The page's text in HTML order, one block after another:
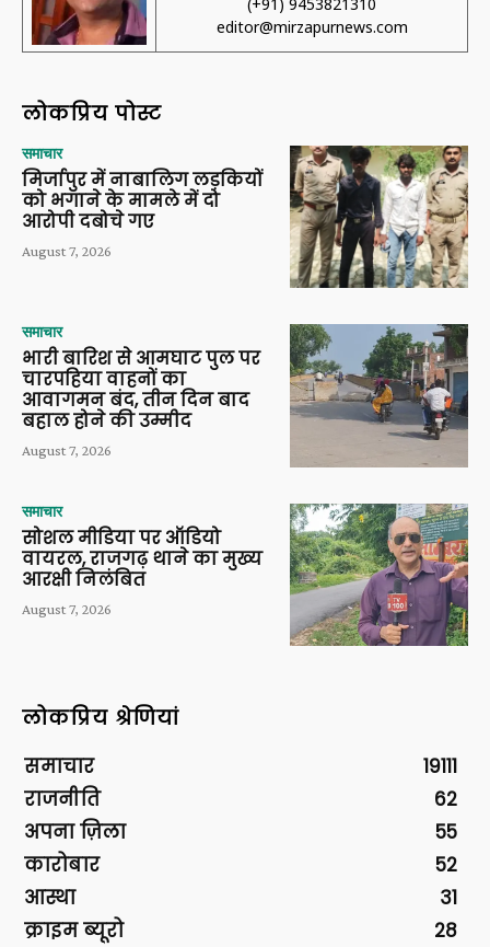
editor@mirzapurnews.com
लोकप्रिय पोस्ट
समाचार
मिर्जापुर में नाबालिग लड़कियों
को भगाने के मामले में दो
आरोपी दबोचे गए
August 7, 2026
समाचार
भारी बारिश से आमघाट पुल पर
चारपहिया वाहनों का
आवागमन बंद, तीन दिन बाद
बहाल होने की उम्मीद
August 7, 2026
समाचार
सोशल मीडिया पर ऑडियो
वायरल, राजगढ़ थाने का मुख्य
आरक्षी निलंबित
August 7, 2026
लोकप्रिय श्रेणियां
समाचार
19111
राजनीति
62
अपना ज़िला
55
कारोबार
52
आस्था
31
क्राइम ब्यूरो
28